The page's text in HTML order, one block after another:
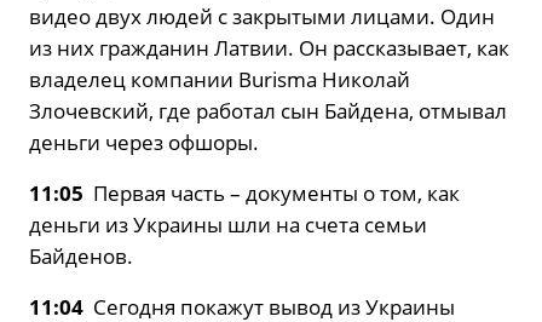
видео двух людей с закрытыми лицами. Один
из них гражданин Латвии. Он рассказывает, как
владелец компании Burisma Николай
Злочевский, где работал сын Байдена, отмывал
деньги через офшоры.
11:05 Первая часть – документы о том, как
деньги из Украины шли на счета семьи
Байденов.
11:04 Сегодня покажут вывод из Украины